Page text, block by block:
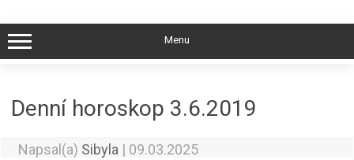
Menu
Denní horoskop 3.6.2019
Napsal(a) Sibyla | 09.03.2025